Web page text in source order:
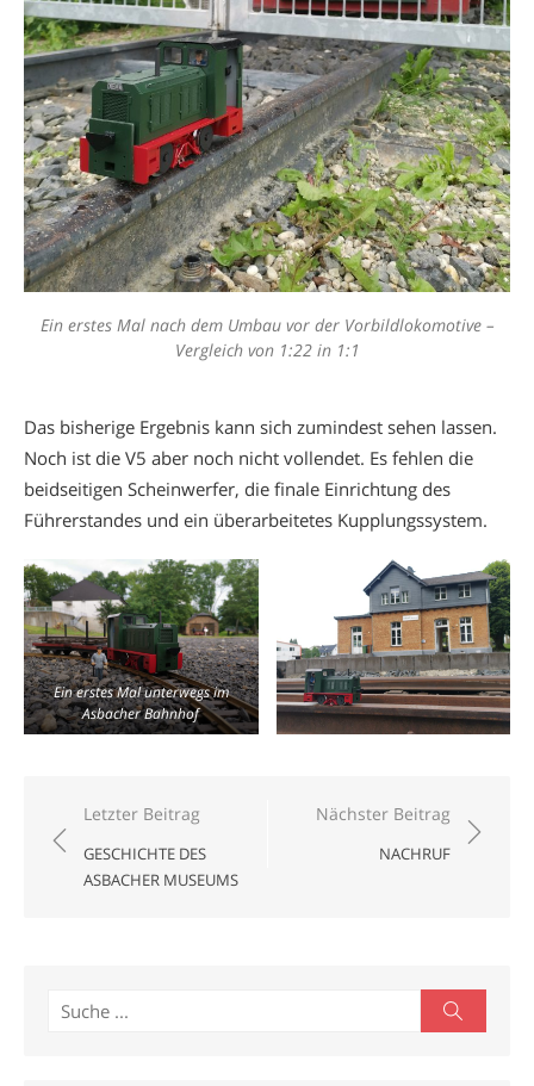
Ein erstes Mal nach dem Umbau vor der Vorbildlokomotive –
Vergleich von 1:22 in 1:1
Das bisherige Ergebnis kann sich zumindest sehen lassen.
Noch ist die V5 aber noch nicht vollendet. Es fehlen die
beidseitigen Scheinwerfer, die finale Einrichtung des
Führerstandes und ein überarbeitetes Kupplungssystem.
Ein erstes Mal unterwegs im
Asbacher Bahnhof
Beitragsnavigation
Letzter Beitrag
GESCHICHTE DES
ASBACHER MUSEUMS
Nächster Beitrag
NACHRUF
Search